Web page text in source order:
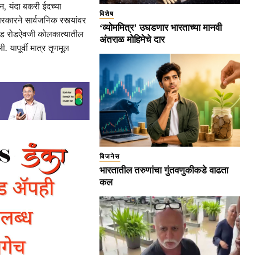
यंदा बकरी ईदच्या
सार्वजनिक रस्त्यांवर
रोडऐवजी कोलकात्यातील
यापूर्वी मात्र तृणमूल
विशेष
‘व्योममित्र’ उघडणार भारताच्या मानवी
अंतराळ मोहिमेचे दार
बिजनेस
भारतातील तरुणांचा गुंतवणुकीकडे वाढता
कल